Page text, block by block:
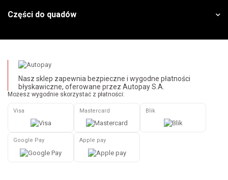
Części do quadów
Nasz sklep zapewnia bezpieczne i wygodne płatności
błyskawiczne, oferowane przez Autopay S.A.
Możesz wygodnie skorzystać z płatności:
Visa Mastercard Blik
Google Pay Apple pay